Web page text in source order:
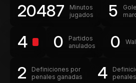
20487
Minutos
jugados
5
4
0
Partidos
anulados
0
2
Definiciones por
penales ganadas
4